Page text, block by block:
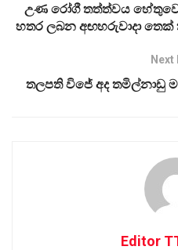
උණ රෝගී තත්ත්වය
හතර ලබන අඟහරුවාදා තෙක්
Next
තලපති විජේ අද තමිල්නාඩු
Editor